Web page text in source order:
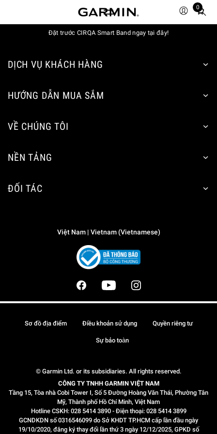
0
Total
Đặt trước CIRQA Smart Band ngay tại đây!
DỊCH VỤ KHÁCH HÀNG
HƯỚNG DẪN MUA SẮM
VỀ CHÚNG TÔI
NỀN TẢNG
ĐỐI TÁC
Việt Nam | Vietnam (Vietnamese)
© Garmin Ltd. or its subsidiaries. All rights reserved.
CÔNG TY TNHH GARMIN VIỆT NAM
Tầng 15, Tòa nhà Cobi Tower I, Số 5 Đường Hoàng Văn Thái, Phường Tân
Mỹ, Thành phố Hồ Chí Minh, Việt Nam
Hotline CSKH: 028 5414 3890 - Điện thoại: 028 5414 3899
GCNDKDN số 0316546099 do Sở KHDT TP.HCM cấp lần đầu ngày
19/10/2020, đăng ký thay đổi lần thứ 3 ngày 12/12/2025, GPKD số
Sơ đồ địa điểm Điều khoản sử dụng Quyền riêng tư
Sự bảo toàn